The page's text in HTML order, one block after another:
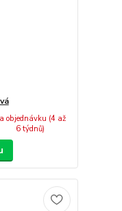
objednávku (4 až
6 týdnů)